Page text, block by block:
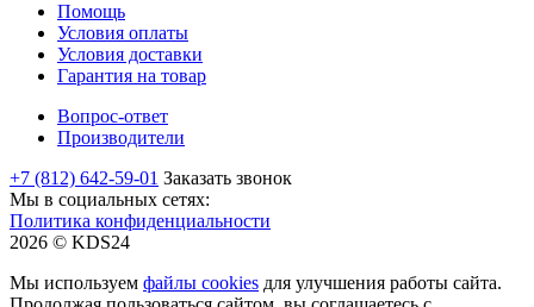
Помощь
Условия оплаты
Условия доставки
Гарантия на товар
Вопрос-ответ
Производители
+7 (812) 642-59-01 Заказать звонок
Мы в социальных сетях:
Политика конфиденциальности
2026 © KDS24
Мы используем файлы cookies для улучшения работы сайта.